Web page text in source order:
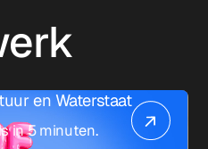
en Waterstaat
in 5 minuten.